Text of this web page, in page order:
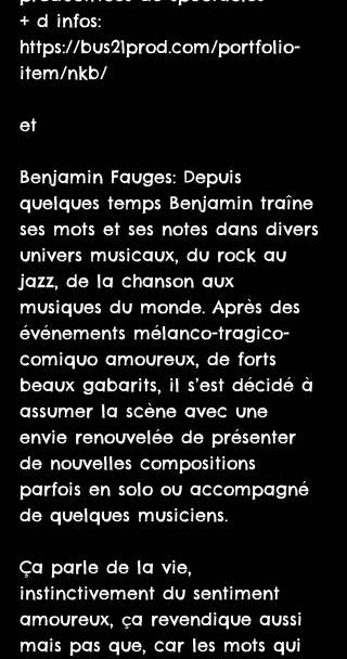
+ d infos:
https://bus21prod.com/portfolio-
item/nkb/
et
Benjamin Fauges: Depuis
quelques temps Benjamin traîne
ses mots et ses notes dans divers
univers musicaux, du rock au
jazz, de la chanson aux
musiques du monde. Après des
événements mélanco-tragico-
comiquo amoureux, de forts
beaux gabarits, il s’est décidé à
assumer la scène avec une
envie renouvelée de présenter
de nouvelles compositions
parfois en solo ou accompagné
de quelques musiciens.
Ça parle de la vie,
instinctivement du sentiment
amoureux, ça revendique aussi
mais pas que, car les mots qui